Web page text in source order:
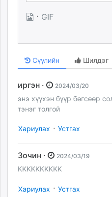
· GIF
Сүүлийн Шилдэг
иргэн · 2024/03/20
энэ хүүхэн бүүр бөгсөөр
тэнэг толгой
Хариулах · Устгах
Зочин · 2024/03/19
KKKKKKKKKK
Хариулах · Устгах